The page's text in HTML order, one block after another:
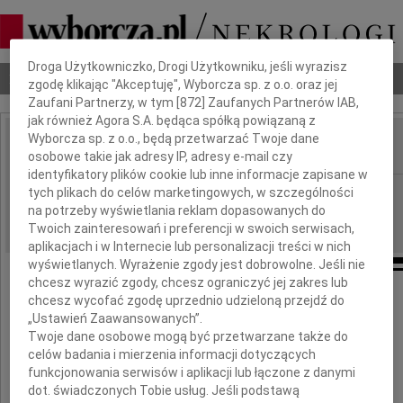
Nekrologi Odeszli Poradnik pogrzebowy
IMIĘ I NAZWISKO:
REGION: Wrocław
DATA EMISJI: 17.12.2009
Profesorowi
Ryszardowi Andrzejakowi
Dbamy o Twoją prywatność
Droga Użytkowniczko, Drogi Użytkowniku, jeśli wyrazisz
zgodę klikając "Akceptuję", Wyborcza sp. z o.o. oraz jej
Zaufani Partnerzy, w tym [872 ] Zaufanych Partnerów IAB,
jak również Agora S.A. będąca spółką powiązaną z
Wyborcza sp. z o.o., będą przetwarzać Twoje dane
osobowe takie jak adresy IP, adresy e-mail czy
identyfikatory plików cookie lub inne informacje zapisane w
tych plikach do celów marketingowych, w szczególności
na potrzeby wyświetlania reklam dopasowanych do
Twoich zainteresowań i preferencji w swoich serwisach,
aplikacjach i w Internecie lub personalizacji treści w nich
wyświetlanych. Wyrażenie zgody jest dobrowolne. Jeśli nie
chcesz wyrazić zgody, chcesz ograniczyć jej zakres lub
chcesz wycofać zgodę uprzednio udzieloną przejdź do
„Ustawień Zaawansowanych”.
Twoje dane osobowe mogą być przetwarzane także do
celów badania i mierzenia informacji dotyczących
funkcjonowania serwisów i aplikacji lub łączone z danymi
dot. świadczonych Tobie usług. Jeśli podstawą